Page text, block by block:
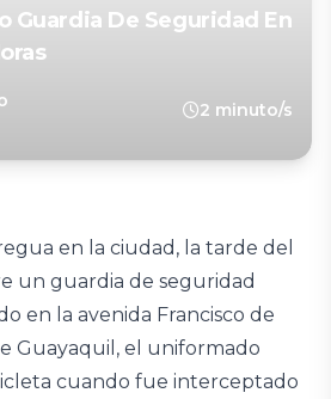
Guardia De Seguridad En
2 minuto/s
en la ciudad, la tarde del
un guardia de seguridad
en la avenida Francisco de
Guayaquil, el uniformado
cuando fue interceptado